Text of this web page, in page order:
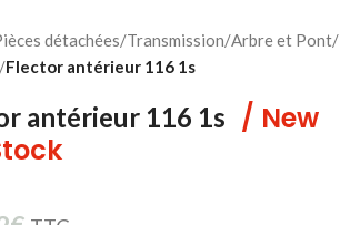
détachées/Transmission/Arbre et Pont/
Flector antérieur 116 1s
antérieur 116 1s / New